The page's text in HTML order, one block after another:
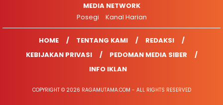
MEDIA NETWORK
Posegi
Kanal Harian
HOME TENTANG KAMI
REDAKSI
KEBIJAKAN PRIVASI
PEDOMAN MEDIA SIBER
INFO IKLAN
COPYRIGHT © 2026 RAGAMUTAMA.COM - ALL RIGHTS RESERVED